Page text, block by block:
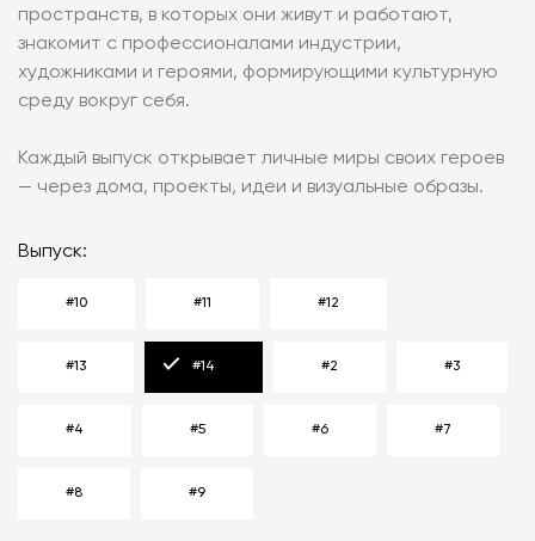
пространств, в которых они живут и работают,
знакомит с профессионалами индустрии,
художниками и героями, формирующими культурную
среду вокруг себя.
Каждый выпуск открывает личные миры своих героев
— через дома, проекты, идеи и визуальные образы.
Выпуск:
#10 #11 #12
#13 #14 #2 #3
#4 #5 #6 #7
#8 #9